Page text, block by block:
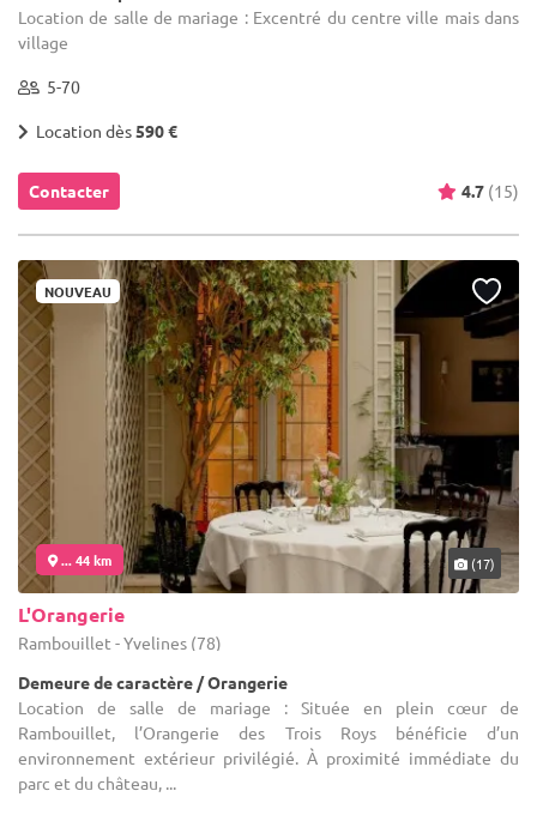
Location de salle de mariage : Excentré du centre ville mais dans
village
5-70
Location dès590 €
Contacter 4.7 (15)
NOUVEAU
... 44 km (17)
L'Orangerie
Rambouillet - Yvelines (78)
Demeure de caractère / Orangerie
Location de salle de mariage : Située en plein cœur de
Rambouillet, l’Orangerie des Trois Roys bénéficie d’un
environnement extérieur privilégié. À proximité immédiate du
parc et du château, ...